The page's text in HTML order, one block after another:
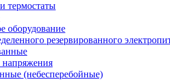
термостаты
оборудование
резервированного
напряжения
(небесперебойные)